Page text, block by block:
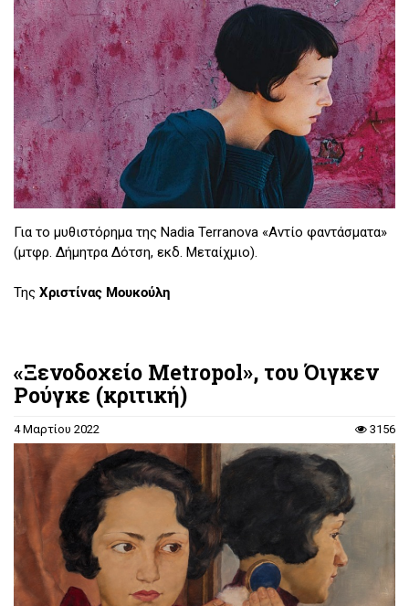
Για το μυθιστόρημα της Nadia Terranova «Αντίο φαντάσματα»
(μτφρ. Δήμητρα Δότση, εκδ. Μεταίχμιο).
Της Χριστίνας Μουκούλη
«Ξενοδοχείο Metropol», του Όιγκεν
Ρούγκε (κριτική)
4 Μαρτίου 2022 3156